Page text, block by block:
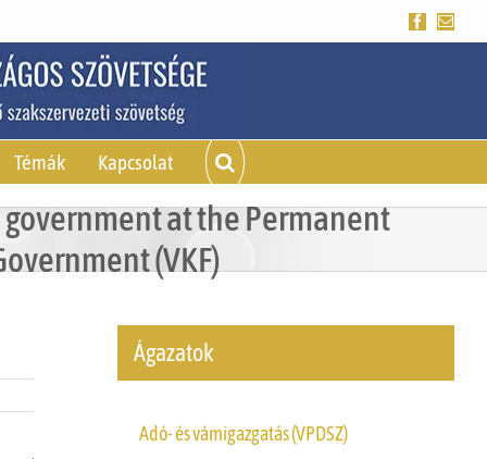
Facebook
Témák Kapcsolat
at the Permanent
(VKF)
Ágazatok
Adó- és vámigazgatás (VPDSZ)